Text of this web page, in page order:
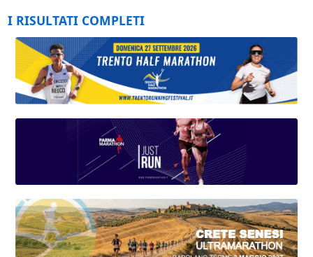
I RISULTATI COMPLETI